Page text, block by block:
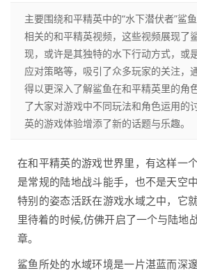
主要围绕和平精英中的“水下潜伏者”鲨
相关的和平精英视频，这些视频展现了
现，或许是其独特的水下行动方式，或
应对策略等，吸引了众多玩家的关注，
得以更深入了解鲨鱼在和平精英里的角
了大家对游戏中不同玩法和角色运用的
英的游戏体验增添了新的话题与乐趣。
在和平精英的游戏世界里，有这样一
是常规的陆地战斗能手，也不是天空
特别的姿态活跃在游戏水域之中，它
里待着的时候,仿佛开启了一个与陆地
章。
鲨鱼所处的水域环境是一片湛蓝而深